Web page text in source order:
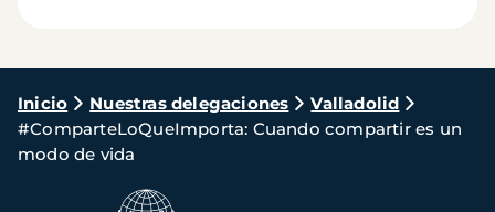
Ruta
de
navegación
Inicio Nuestras delegaciones
Valladolid
#ComparteLoQueImporta: Cuando compartir es un
modo de vida